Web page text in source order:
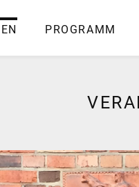
PROGRAMM